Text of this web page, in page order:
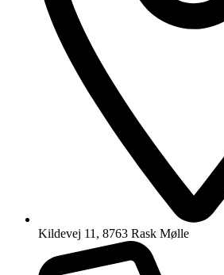
Kildevej 11, 8763 Rask Mølle